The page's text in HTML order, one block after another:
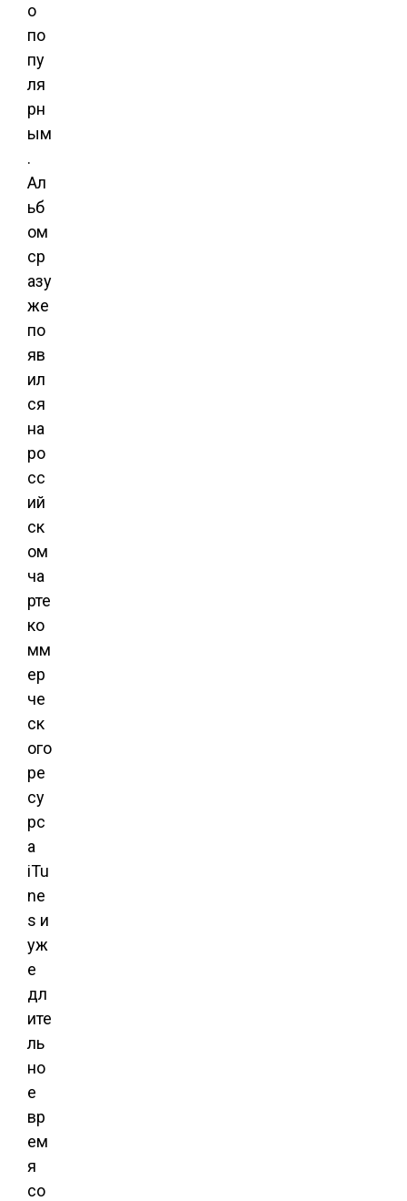
о
по
пу
ля
рн
ым
.
Ал
ьб
ом
ср
азу
же
по
яв
ил
ся
на
ро
сс
ий
ск
ом
ча
рте
ко
мм
ер
че
ск
ого
ре
су
рс
а
iTu
ne
s и
уж
е
дл
ите
ль
но
е
вр
ем
я
со